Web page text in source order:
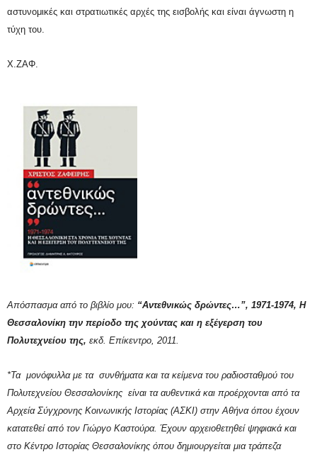
αστυνομικές και στρατιωτικές αρχές της εισβολής και είναι άγνωστη η
τύχη του.
Χ.ΖΑΦ.
Απόσπασμα από το βιβλίο μου: “Αντεθνικώς δρώντες…”, 1971-1974, Η
Θεσσαλονίκη την περίοδο της χούντας και η εξέγερση του
Πολυτεχνείου της, εκδ. Επίκεντρο, 2011.
*Τα μονόφυλλα με τα συνθήματα και τα κείμενα του ραδιοσταθμού του
Πολυτεχνείου Θεσσαλονίκης είναι τα αυθεντικά και προέρχονται από τα
Αρχεία Σύγχρονης Κοινωνικής Ιστορίας (ΑΣΚΙ) στην Αθήνα όπου έχουν
κατατεθεί από τον Γιώργο Καστούρα. Έχουν αρχειοθετηθεί ψηφιακά και
στο Κέντρο Ιστορίας Θεσσαλονίκης όπου δημιουργείται μια τράπεζα